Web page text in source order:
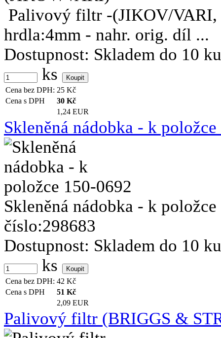
Palivový filtr -(JIKOV/VARI,
hrdla:4mm - nahr. orig. díl ...
Dostupnost: Skladem do 10
ks
Cena bez DPH: 25 Kč
Cena s DPH
30 Kč
1,24 EUR
Skleněná nádobka - k
Skleněná nádobka - k
číslo:298683
Dostupnost: Skladem do 10
ks
Cena bez DPH: 42 Kč
Cena s DPH
51 Kč
2,09 EUR
Palivový filtr (BRIGGS &